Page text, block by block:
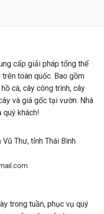
cấp giải pháp tổng thể
toàn quốc. Bao gồm
cá, cây công trình, cây
và giá gốc tại vườn. Nhà
quý khách!
Vũ Thư, tỉnh Thái Bình
trong tuần, phục vụ quý